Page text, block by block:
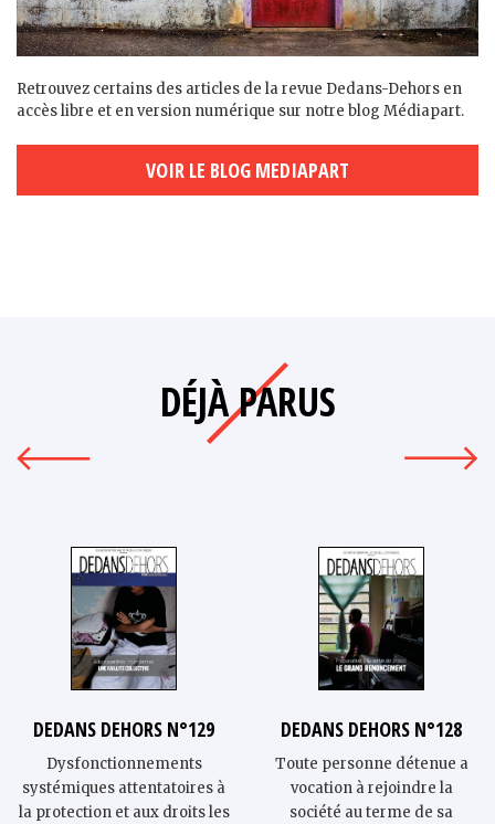
Retrouvez certains des articles de la revue Dedans-Dehors en
accès libre et en version numérique sur notre blog Médiapart.
VOIR LE BLOG MEDIAPART
DÉJÀ PARUS
DEDANS DEHORS N°129
Dysfonctionnements
systémiques attentatoires à
la protection et aux droits les
DEDANS DEHORS N°128
Toute personne détenue a
vocation à rejoindre la
société au terme de sa